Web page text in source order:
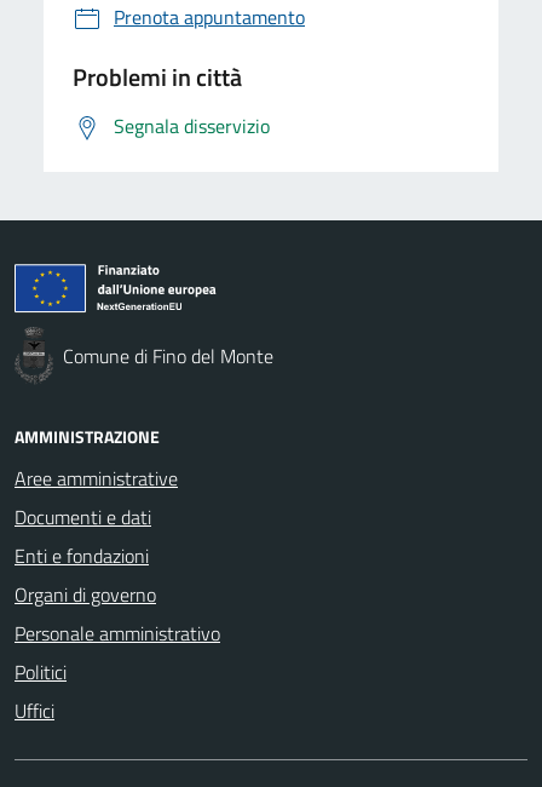
Prenota appuntamento
Problemi in città
Segnala disservizio
Comune di Fino del Monte
AMMINISTRAZIONE
Aree amministrative
Documenti e dati
Enti e fondazioni
Organi di governo
Personale amministrativo
Politici
Uffici